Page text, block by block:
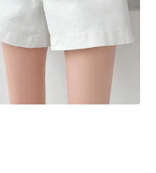
로미 화이트 포켓 숏팬츠
▨리미티드 고별전 30%▨
pt4452 [26~30] 1color